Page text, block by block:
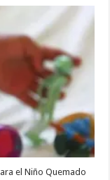
el Niño Quemado